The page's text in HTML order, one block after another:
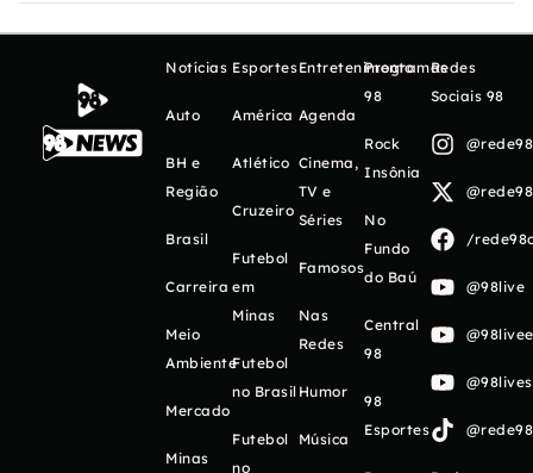
Notícias
Auto
BH e
Região
Brasil
Carreira
Meio
Ambiente
Mercado
Minas
Esportes
América
Atlético
Cruzeiro
Futebol
em
Minas
Futebol
no Brasil
Futebol
no
Entretenimento
Agenda
Cinema,
TV e
Séries
Famosos
Nas
Redes
Humor
Música
Programas
98
Rock
Insônia
No
Fundo
do Baú
Central
98
98
Esportes
Redes
Sociais 98
/
@98live